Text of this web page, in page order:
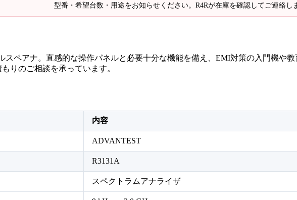
型番・希望台数・用途をお知らせください。R4Rが在庫を確認してご連絡し
スペアナ。直感的な操作パネルと必要十分な機能を備え、EMI対策の入門機や
りのご相談を承っています。
内容
ADVANTEST
R3131A
スペクトラムアナライザ